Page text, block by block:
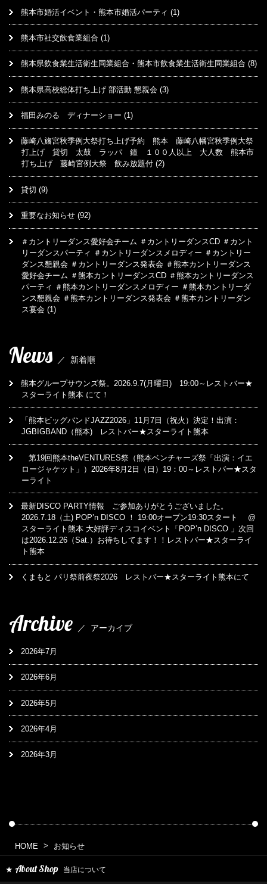
熊本市婚活イベント・熊本市婚活パーティ (1)
熊本市社交飲食業組合 (1)
熊本県飲食業生活衛生同業組合・熊本市飲食業生活衛生同業組合 (8)
熊本県高校総体打ち上げ 部活動 懇親会 (3)
福田みのる ディナーショー (1)
藤崎八旛宮秋季例大祭打ち上げ予約 熊本 藤崎八幡宮秋季例大祭
打上げ 貸切 太鼓 ラッパ 鐘 １００人以上 大人数 熊本市
打ち上げ 藤崎宮例大祭 飲み放題付 (2)
貸切 (9)
重要なお知らせ (92)
＃カントリーダンス愛好会チーム ＃カントリーダンスCD ＃カント
リーダンスパーティ ＃カントリーダンスメロディー ＃カントリー
ダンス懇親会 ＃カントリーダンス発表会 ＃熊本カントリーダンス
愛好会チーム ＃熊本カントリーダンスCD ＃熊本カントリーダンス
パーティ ＃熊本カントリーダンスメロディー ＃熊本カントリーダ
ンス懇親会 ＃熊本カントリーダンス発表会 ＃熊本カントリーダン
ス宴会 (1)
News ／ 新着順
熊本グループサウンズ祭。2026.9.7(月曜日) 19:00～レストバー★
スターライト熊本 にて！
「熊本ビッグバンドJAZZ2026」11月7日（祝火）決定！出演：
JGBIGBAND（熊本) レストバー★スターライト熊本
第19回熊本theVENTURES祭（熊本ベンチャーズ祭「出演：イエ
ロージャケット」）2026年8月2日（日）19：00～レストバー★スタ
ーライト
最新DISCO PARTY情報 ご参加ありがとうございました。
2026.7.18（土) POP’n DISCO ！ 19:00オープン19:30スタート @
スターライト熊本 大好評ディスコイベント「POP’n DISCO 」次回
は2026.12.26（Sat.）お待ちしてます！！レストバー★スターライ
ト熊本
くまもと パリ祭前夜祭2026 レストバー★スターライト熊本にて
Archive ／ アーカイブ
2026年7月
2026年6月
2026年5月
2026年4月
2026年3月
HOME お知らせ
★ About Shop 当店について